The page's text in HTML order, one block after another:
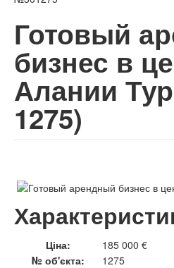
Готовый
бизнес в
Алании
1275)
Ціна:
185 000 €
№ об'єкта:
1275